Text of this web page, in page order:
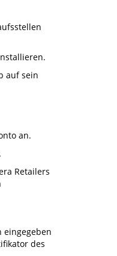
auf sein
an.
Retailers
eingegeben
des